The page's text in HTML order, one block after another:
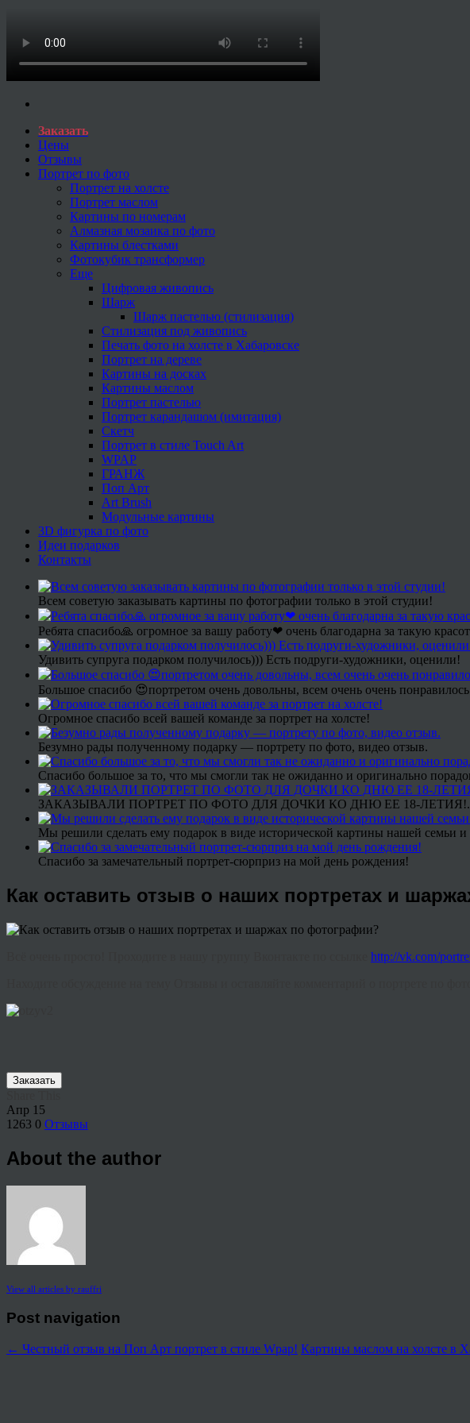
Заказать
Цены
Отзывы
Портрет по фото
Портрет на холсте
Портрет маслом
Картины по номерам
Алмазная мозаика по фото
Картины блестками
Фотокубик трансформер
Еще
Цифровая живопись
Шарж
Шарж пастелью (стилизация)
Стилизация под живопись
Печать фото на холсте в Хабаровске
Портрет на дереве
Картины на досках
Картины маслом
Портрет пастелью
Портрет карандашом (имитация)
Скетч
Портрет в стиле Touch Art
WPAP
ГРАНЖ
Поп Арт
Art Brush
Модульные картины
3D фигурка по фото
Идеи подарков
Контакты
Всем советую заказывать картины по фотографии только в этой студии!
Ребята спасибо🙏 огромное за вашу работу❤ очень благодарна за такую
Удивить супруга подарком получилось))) Есть подруги-художники, оценили!
Большое спасибо 😍портретом очень довольны, всем очень очень
Огромное спасибо всей вашей команде за портрет на холсте!
Безумно рады полученному подарку — портрету по фото, видео отзыв.
Спасибо большое за то, что мы смогли так не ожиданно и оригинально
ЗАКАЗЫВАЛИ ПОРТРЕТ ПО ФОТО ДЛЯ ДОЧКИ КО ДНЮ ЕЕ 18-
Мы решили сделать ему подарок в виде исторической картины нашей семьи
Спасибо за замечательный портрет-сюрприз на мой день рождения!
Как оставить отзыв о наших портретах и
http://vk.com/
Заказать
Апр 15
1263 0 Отзывы
About the author
View all articles by rauffri
Post navigation
← Честный отзыв на Поп Арт портрет в стиле Wpap! Картины маслом на холсте в